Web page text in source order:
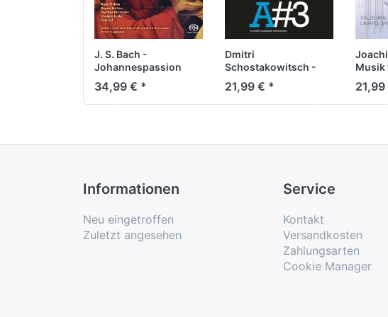
J. S. Bach -
Johannespassion
BWV 245 Fassung II
(1725)
34,99 € *
Dmitri
Schostakowitsch -
Orchesterwerke
21,99 € *
Musik
Informationen
Neu eingetroffen
Zuletzt angesehen
Service
Kontakt
Versandkosten
Zahlungsarten
Cookie Manager